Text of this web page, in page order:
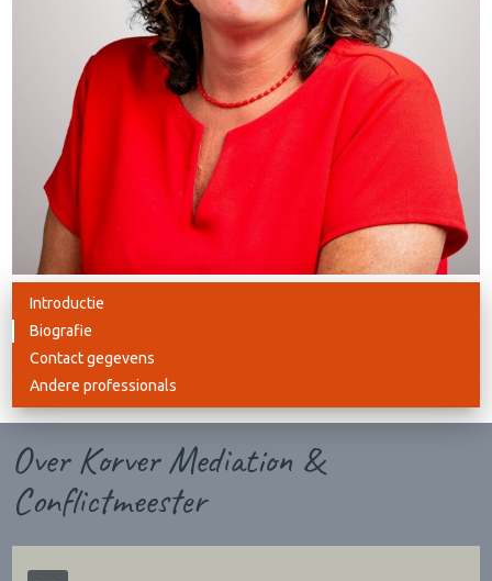
Introductie
Biografie
Contact gegevens
Andere professionals
Over Korver Mediation &
Conflictmeester